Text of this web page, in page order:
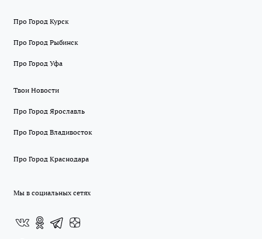
Про Город Курск
Про Город Рыбинск
Про Город Уфа
Твои Новости
Про Город Ярославль
Про Город Владивосток
Про Город Краснодара
Мы в социальных сетях